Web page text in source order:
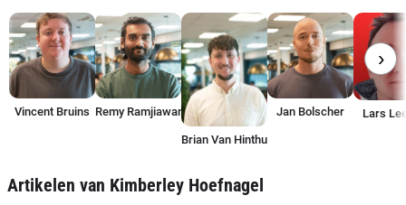
Vincent Bruins Remy Ramjiawan
Brian Van Hinthum
Jan Bolscher Lars
›
Artikelen van Kimberley Hoefnagel